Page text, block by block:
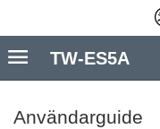
Användarguide
TW-ES5A